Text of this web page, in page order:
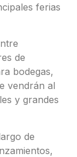
ferias
de
bodegas,
vendrán al
y grandes
de